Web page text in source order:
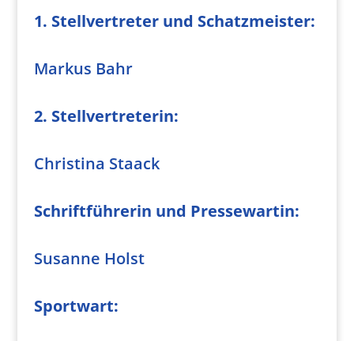
1. Stellvertreter und Schatzmeister:
Markus Bahr
2. Stellvertreterin:
Christina Staack
Schriftführerin und Pressewartin:
Susanne Holst
Sportwart: